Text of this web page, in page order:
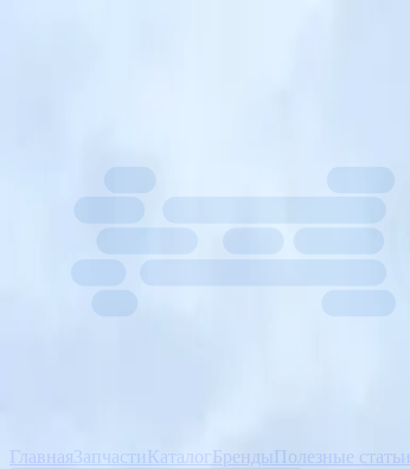
Главная Запчасти КаталогБренды Полезные статьи